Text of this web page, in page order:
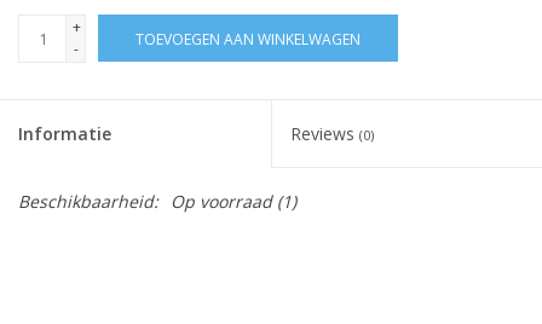
+
-
TOEVOEGEN AAN WINKELWAGEN
Informatie Reviews (0)
Beschikbaarheid: Op voorraad(1)